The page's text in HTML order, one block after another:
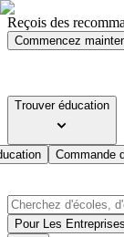
Reçois des
Commencez
Trouver éducation
Commande
Pour Les Entreprises